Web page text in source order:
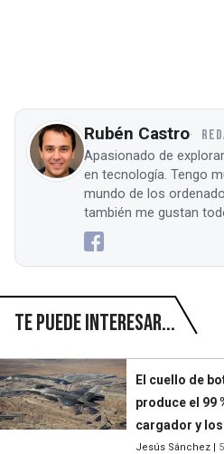
Rubén Castro
Apasionado de
en tecnología. Tengo
mundo de los
también me gustan
Te puede interesar...
El cuello de
produce el 99
cargador y
Jesús Sánchez |